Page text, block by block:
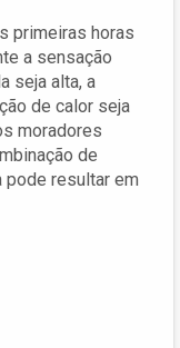
primeiras horas
a sensação
seja alta, a
de calor seja
moradores
de
pode resultar em